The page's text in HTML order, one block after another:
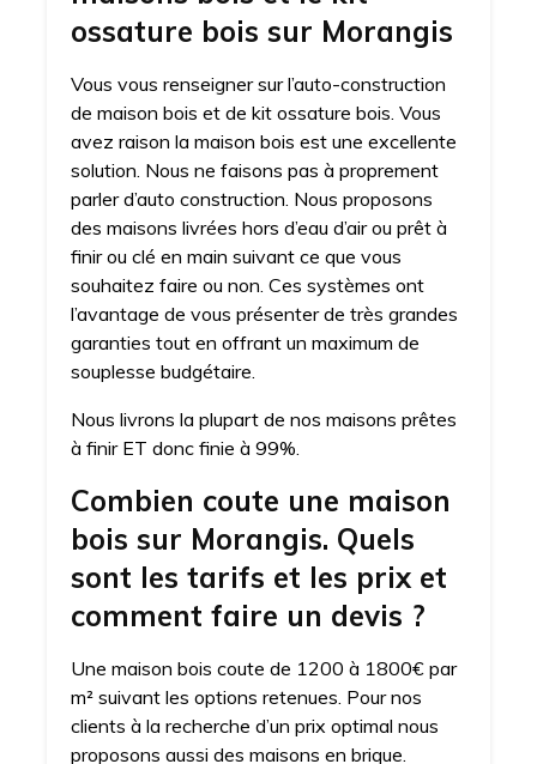
ossature bois sur Morangis
Vous vous renseigner sur l’auto-construction
de maison bois et de kit ossature bois. Vous
avez raison la maison bois est une excellente
solution. Nous ne faisons pas à proprement
parler d’auto construction. Nous proposons
des maisons livrées hors d’eau d’air ou prêt à
finir ou clé en main suivant ce que vous
souhaitez faire ou non. Ces systèmes ont
l’avantage de vous présenter de très grandes
garanties tout en offrant un maximum de
souplesse budgétaire.
Nous livrons la plupart de nos maisons prêtes
à finir ET donc finie à 99%.
Combien coute une maison
bois sur Morangis. Quels
sont les tarifs et les prix et
comment faire un devis ?
Une maison bois coute de 1200 à 1800€ par
m² suivant les options retenues. Pour nos
clients à la recherche d’un prix optimal nous
proposons aussi des maisons en brique.